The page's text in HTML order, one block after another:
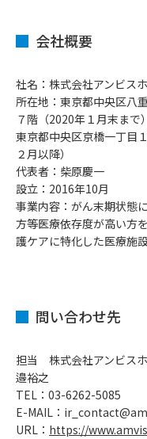
会社概要
社名：株式会社アンビス
所在地：東京都中央区八
７階（2020年１月末まで）
東京都中央区京橋一丁目
２月以降）
代表者：柴原慶一
設立：2016年10月
事業内容：がん末期状態
方等医療依存度が高い方
護ケアに特化した医療施
問い合わせ先
担当 株式会社アンビス
邉裕之
TEL：03-6262-5085
E-MAIL：
URL： https://